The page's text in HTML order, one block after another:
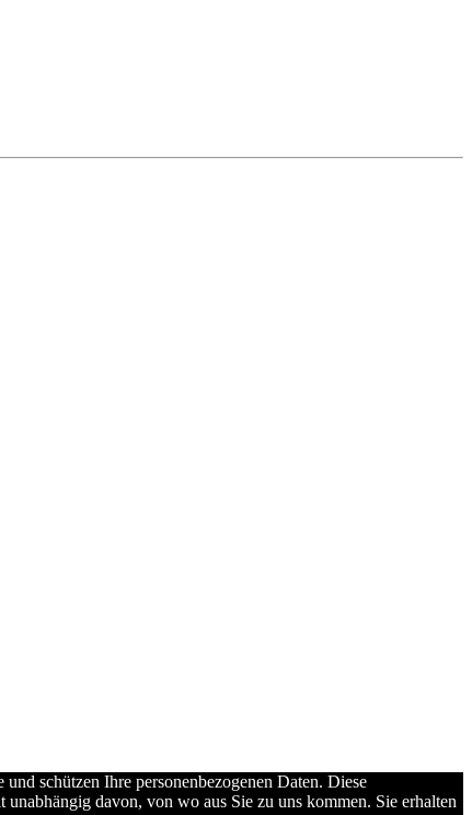
schützen Ihre personenbezogenen Daten. Diese
davon, von wo aus Sie zu uns kommen. Sie erhalten